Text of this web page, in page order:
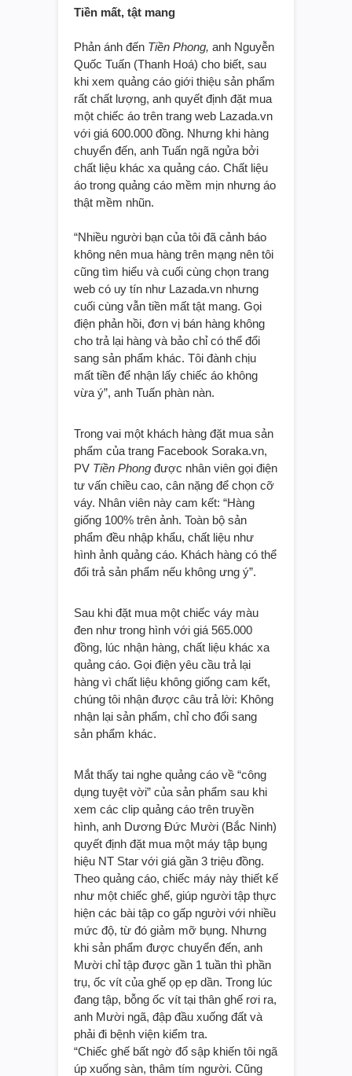
Tiền mất, tật mang
Phản ánh đến Tiền Phong, anh Nguyễn
Quốc Tuấn (Thanh Hoá) cho biết, sau
khi xem quảng cáo giới thiệu sản phẩm
rất chất lượng, anh quyết định đặt mua
một chiếc áo trên trang web Lazada.vn
với giá 600.000 đồng. Nhưng khi hàng
chuyển đến, anh Tuấn ngã ngửa bởi
chất liệu khác xa quảng cáo. Chất liệu
áo trong quảng cáo mềm mịn nhưng áo
thật mềm nhũn.
“Nhiều người bạn của tôi đã cảnh báo
không nên mua hàng trên mạng nên tôi
cũng tìm hiểu và cuối cùng chọn trang
web có uy tín như Lazada.vn nhưng
cuối cùng vẫn tiền mất tật mang. Gọi
điện phản hồi, đơn vị bán hàng không
cho trả lại hàng và bảo chỉ có thể đổi
sang sản phẩm khác. Tôi đành chịu
mất tiền để nhận lấy chiếc áo không
vừa ý”, anh Tuấn phàn nàn.
Trong vai một khách hàng đặt mua sản
phẩm của trang Facebook Soraka.vn,
PV Tiền Phong được nhân viên gọi điện
tư vấn chiều cao, cân nặng để chọn cỡ
váy. Nhân viên này cam kết: “Hàng
giống 100% trên ảnh. Toàn bộ sản
phẩm đều nhập khẩu, chất liệu như
hình ảnh quảng cáo. Khách hàng có thể
đổi trả sản phẩm nếu không ưng ý”.
Sau khi đặt mua một chiếc váy màu
đen như trong hình với giá 565.000
đồng, lúc nhận hàng, chất liệu khác xa
quảng cáo. Gọi điện yêu cầu trả lại
hàng vì chất liệu không giống cam kết,
chúng tôi nhận được câu trả lời: Không
nhận lại sản phẩm, chỉ cho đổi sang
sản phẩm khác.
Mắt thấy tai nghe quảng cáo về “công
dụng tuyệt vời” của sản phẩm sau khi
xem các clip quảng cáo trên truyền
hình, anh Dương Đức Mười (Bắc Ninh)
quyết định đặt mua một máy tập bụng
hiệu NT Star với giá gần 3 triệu đồng.
Theo quảng cáo, chiếc máy này thiết kế
như một chiếc ghế, giúp người tập thực
hiện các bài tập co gấp người với nhiều
mức độ, từ đó giảm mỡ bụng. Nhưng
khi sản phẩm được chuyển đến, anh
Mười chỉ tập được gần 1 tuần thì phần
trụ, ốc vít của ghế ọp ẹp dần. Trong lúc
đang tập, bỗng ốc vít tại thân ghế rơi ra,
anh Mười ngã, đập đầu xuống đất và
phải đi bệnh viện kiểm tra.
“Chiếc ghế bất ngờ đổ sập khiến tôi ngã
úp xuống sàn, thâm tím người. Cũng